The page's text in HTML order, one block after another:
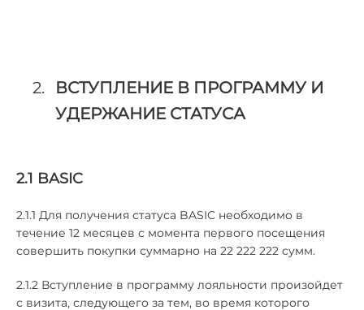
ВСТУПЛЕНИЕ В ПРОГРАММУ И
УДЕРЖАНИЕ СТАТУСА
2.1 BASIC
2.1.1 Для получения статуса BASIC необходимо в
течение 12 месяцев с момента первого посещения
совершить покупки суммарно на 22 222 222 сумм.
2.1.2 Вступление в программу лояльности произойдет
с визита, следующего за тем, во время которого